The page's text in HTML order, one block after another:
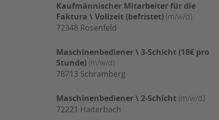
Kaufmännischer Mitarbeiter für die
Faktura \ Vollzeit (befristet)(m/w/d)
72348 Rosenfeld
Maschinenbediener \ 3-Schicht (18€ pro
Stunde)(m/w/d)
78713 Schramberg
Maschinenbediener \ 2-Schicht (m/w/d)
72221 Haiterbach